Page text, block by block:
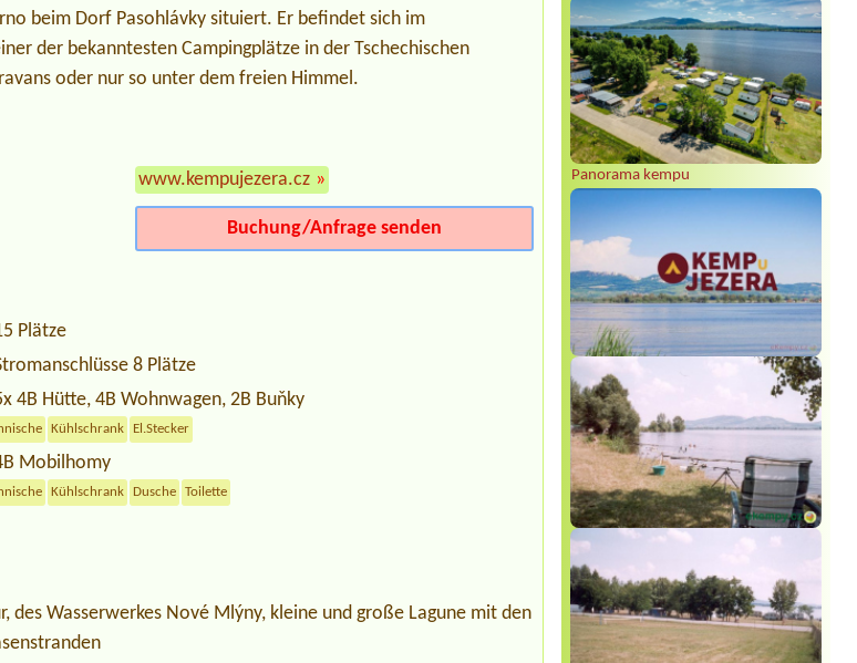
dospělí, 3x dítě a 1x pes
Termin ab 2026-08-21 |Autokemp
Karlštejn
Chatka pro 5 lidi
Termin ab 2026-07-31 |Molo Nová
Rabyně
1 malý stannerozhoduje
Termin ab 2026-07-31 |Autocamp
Erika
3 stany + 4 dospělí + 4 děti
Panorama kempu
beim Dorf Pasohlávky situiert. Er befindet sich im
der bekanntesten Campingplätze in der Tschechischen
oder nur so unter dem freien Himmel.
www.kempujezera.cz »
Buchung/Anfrage senden
Plätze
8 Plätze
4B Hütte, 4B Wohnwagen, 2B Buňky
Kühlschrank El.Stecker
Mobilhomy
Kühlschrank Dusche Toilette
des Wasserwerkes Nové Mlýny, kleine und große Lagune mit den